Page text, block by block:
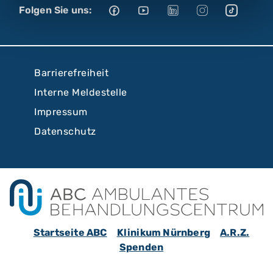
Folgen Sie uns:
Barrierefreiheit
Interne Meldestelle
Impressum
Datenschutz
Startseite ABC Klinikum Nürnberg
A.R.Z.
Spenden